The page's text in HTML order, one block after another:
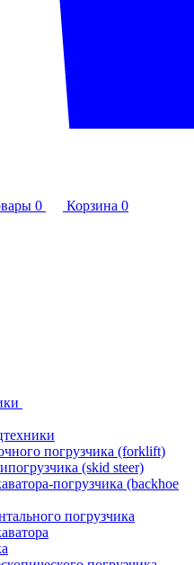
0 Корзина 0
погрузчика (forklift)
(skid steer)
погрузчика (backhoe
погрузчика